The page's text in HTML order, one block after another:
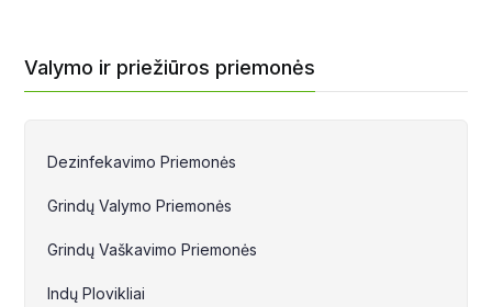
Valymo ir priežiūros priemonės
Dezinfekavimo Priemonės
Grindų Valymo Priemonės
Grindų Vaškavimo Priemonės
Indų Plovikliai